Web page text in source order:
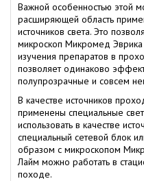
Важной особенностью этой
расширяющей область
источников света. Это
микроскоп Микромед
изучения препаратов в
позволяет одинаково
полупрозрачные и совсем
В качестве источников
применены специальные
использовать в качестве
специальный сетевой блок
образом с микроскопом
Лайм можно работать в
походе.